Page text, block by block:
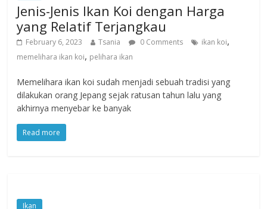
Jenis-Jenis Ikan Koi dengan Harga
yang Relatif Terjangkau
February 6, 2023 Tsania 0 Comments ikan koi,
memelihara ikan koi, pelihara ikan
Memelihara ikan koi sudah menjadi sebuah tradisi yang
dilakukan orang Jepang sejak ratusan tahun lalu yang
akhirnya menyebar ke banyak
Read more
Ikan